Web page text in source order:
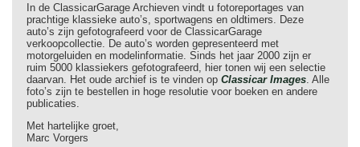
In de ClassicarGarage Archieven vindt u fotoreportages van
prachtige klassieke auto’s, sportwagens en oldtimers. Deze
auto’s zijn gefotografeerd voor de ClassicarGarage
verkoopcollectie. De auto’s worden gepresenteerd met
motorgeluiden en modelinformatie. Sinds het jaar 2000 zijn er
ruim 5000 klassiekers gefotografeerd, hier tonen wij een selectie
daarvan. Het oude archief is te vinden op Classicar Images . Alle
foto’s zijn te bestellen in hoge resolutie voor boeken en andere
publicaties.
Met hartelijke groet,
Marc Vorgers